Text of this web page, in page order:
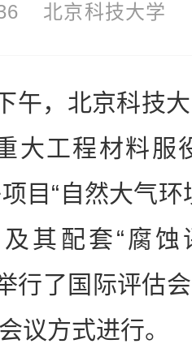
北京科技大学
，北京科技大
大工程材料服
项目“自然大气
及其配套“腐
行了国际评估
议方式进行。